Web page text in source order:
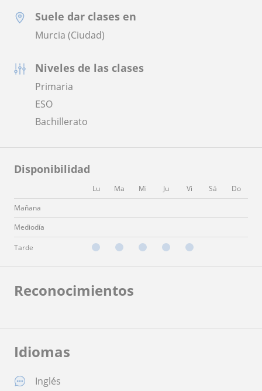
Suele dar clases en
Murcia (Ciudad)
Niveles de las clases
Primaria
ESO
Bachillerato
Disponibilidad
Lu Ma Mi Ju Vi Sá
Do
Mañana
Mediodía
Tarde
Reconocimientos
Idiomas
Inglés